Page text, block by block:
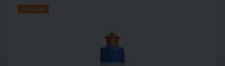
Новинка